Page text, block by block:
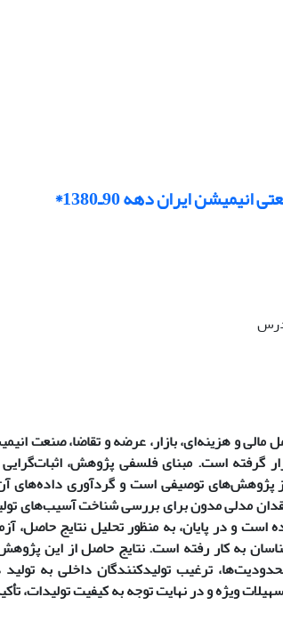
ایران دهه 90ـ1380*
و هزینه‌ای، بازار، عرضه و تقاضا، صنعت
قرار گرفته است. مبنای فلسفی پژوهش،
توصیفی است و گردآوری داده‌های
مدلی مدون برای بررسی شناخت آسیب‌های
و در پایان، به منظور تحلیل نتایج حاصل،
به کار رفته است. نتایج حاصل از این
ترغیب تولیدکنندگان داخلی به
ویژه و در نهایت توجه به کیفیت تولیدات،